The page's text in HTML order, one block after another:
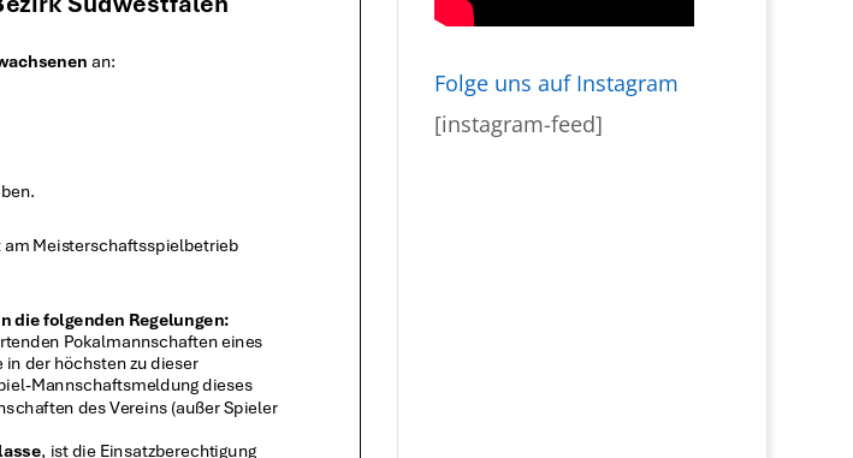
Folge uns auf Instagram
[instagram-feed]